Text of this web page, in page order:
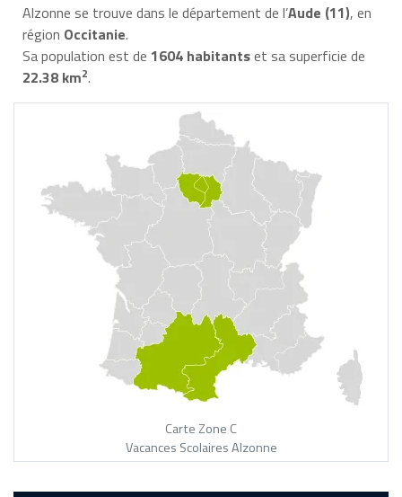
Alzonne se trouve dans le département de l’Aude (11), en
région Occitanie.
Sa population est de 1604 habitantset sa superficie de
22.38 km2.
Carte Zone C
Vacances Scolaires Alzonne